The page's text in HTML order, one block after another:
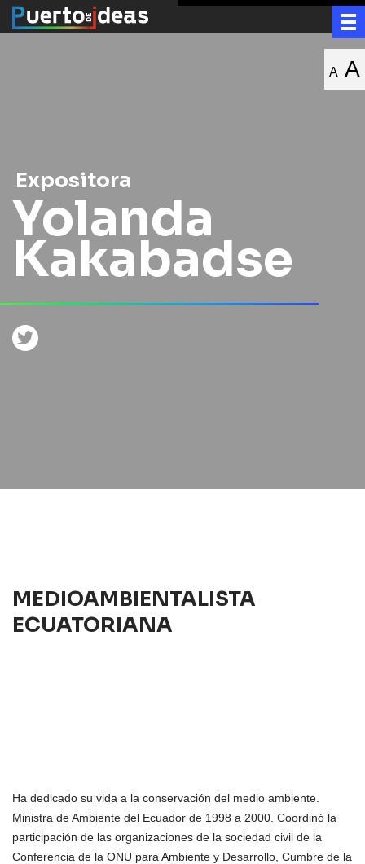
A A
Expositora
Yolanda
Kakabadse
MEDIOAMBIENTALISTA
ECUATORIANA
Ha dedicado su vida a la conservación del medio ambiente.
Ministra de Ambiente del Ecuador de 1998 a 2000. Coordinó la
participación de las organizaciones de la sociedad civil de la
Conferencia de la ONU para Ambiente y Desarrollo, Cumbre de la